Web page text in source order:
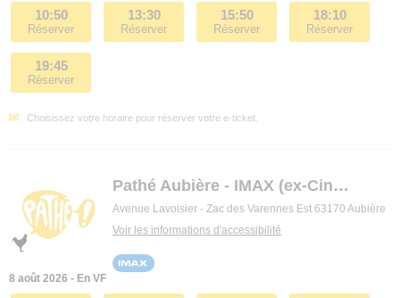
10:50
Réserver
13:30
Réserver
15:50
Réserver
18:10
Réserver
19:45
Réserver
Choisissez votre horaire pour réserver votre e-ticket.
Pathé Aubière - IMAX (ex-Ciné Dôme)
Avenue Lavoisier - Zac des Varennes Est 63170 Aubière
Voir les informations d'accessibilité
8 août 2026 - En VF